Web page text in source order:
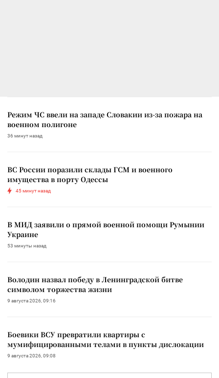
Режим ЧС ввели на западе Словакии из-за пожара на
военном полигоне
36 минут назад
ВС России поразили склады ГСМ и военного
имущества в порту Одессы
45 минут назад
В МИД заявили о прямой военной помощи Румынии
Украине
53 минуты назад
Володин назвал победу в Ленинградской битве
символом торжества жизни
9 августа 2026, 09:16
Боевики ВСУ превратили квартиры с
мумифицированными телами в пункты дислокации
9 августа 2026, 09:08